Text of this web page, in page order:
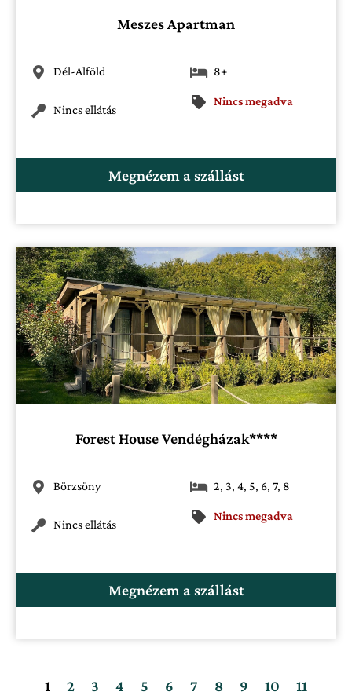
Meszes Apartman
Dél-Alföld
Nincs ellátás
8+
Nincs megadva
Megnézem a szállást
Forest House Vendégházak****
Börzsöny
Nincs ellátás
2, 3, 4, 5, 6, 7, 8
Nincs megadva
Megnézem a szállást
1 2 3 4 5 6 7 8 9 10 11